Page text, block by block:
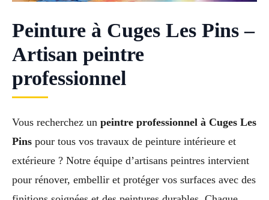
Peinture à Cuges Les Pins –
Artisan peintre
professionnel
Vous recherchez un peintre professionnel à Cuges Les
Pins pour tous vos travaux de peinture intérieure et
extérieure ? Notre équipe d’artisans peintres intervient
pour rénover, embellir et protéger vos surfaces avec des